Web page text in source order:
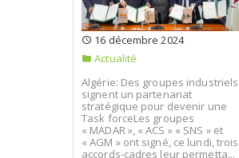
16 décembre 2024
Actualité
Algérie: Des groupes industriels
signent un partenariat
stratégique pour devenir une
Task forceLes groupes
« MADAR », « ACS » « SNS » et
« AGM » ont signé, ce lundi, trois
accords-cadres leur permetta...